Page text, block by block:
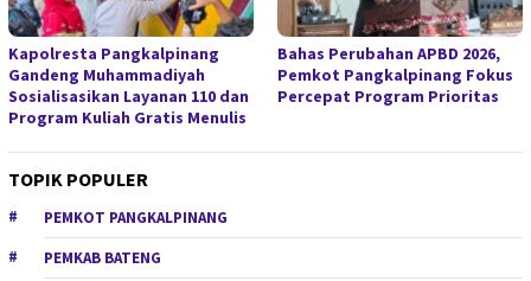
Kapolresta Pangkalpinang
Gandeng Muhammadiyah
Sosialisasikan Layanan 110 dan
Program Kuliah Gratis Menulis
Bahas Perubahan APBD 2026,
Pemkot Pangkalpinang Fokus
Percepat Program Prioritas
TOPIK POPULER
PEMKOT PANGKALPINANG
PEMKAB BATENG